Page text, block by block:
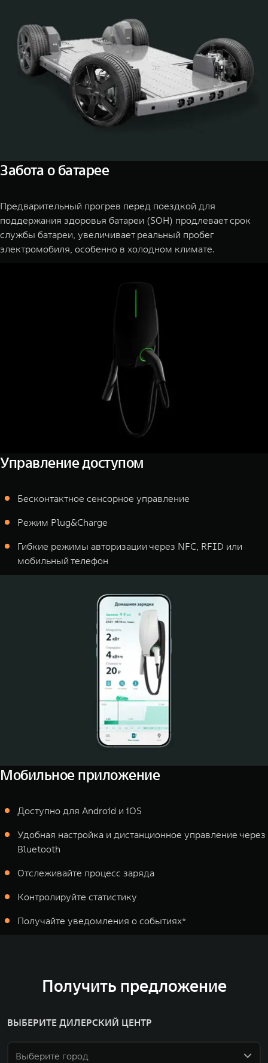
Забота о батарее
Предварительный прогрев перед поездкой для
поддержания здоровья батареи (SOH) продлевает срок
службы батареи, увеличивает реальный пробег
электромобиля, особенно в холодном климате.
Управление доступом
Бесконтактное сенсорное управление
Режим Plug&Charge
Гибкие режимы авторизации через NFC, RFID или
мобильный телефон
Мобильное приложение
Доступно для Android и iOS
Удобная настройка и дистанционное управление через
Bluetooth
Отслеживайте процесс заряда
Контролируйте статистику
Получайте уведомления о событиях*
Получить предложение
ВЫБЕРИТЕ ДИЛЕРСКИЙ ЦЕНТР
Выберите город